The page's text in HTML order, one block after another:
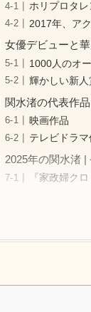
ホリプロタ
2017年、ア
女優デビューと
1000人のオ
輝かしい新人
関水渚の代表作
映画作品
テレビドラマ
2025年の関水渚 |
『家政婦ク